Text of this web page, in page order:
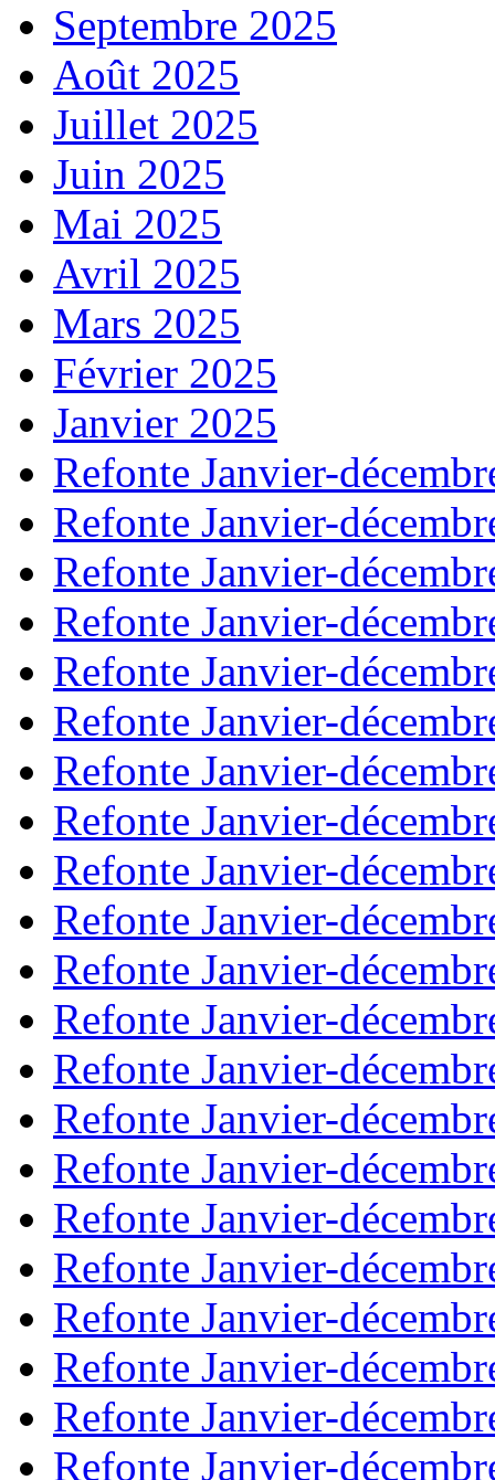
Septembre 2025
Août 2025
Juillet 2025
Juin 2025
Mai 2025
Avril 2025
Mars 2025
Février 2025
Janvier 2025
Refonte Janvier-
Refonte Janvier-
Refonte Janvier-
Refonte Janvier-
Refonte Janvier-
Refonte Janvier-
Refonte Janvier-
Refonte Janvier-
Refonte Janvier-
Refonte Janvier-
Refonte Janvier-
Refonte Janvier-
Refonte Janvier-
Refonte Janvier-
Refonte Janvier-
Refonte Janvier-
Refonte Janvier-
Refonte Janvier-
Refonte Janvier-
Refonte Janvier-
Refonte Janvier-